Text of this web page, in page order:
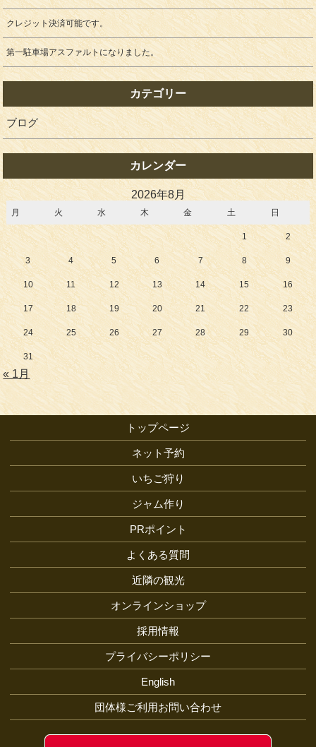
クレジット決済可能です。
第一駐車場アスファルトになりました。
カテゴリー
ブログ
カレンダー
2026年8月
月 火 水 木 金 土 日
1 2
3 4 5 6 7 8 9
10 11 12 13 14 15 16
17 18 19 20 21 22 23
24 25 26 27 28 29 30
31
« 1月
トップページ
ネット予約
いちご狩り
ジャム作り
PRポイント
よくある質問
近隣の観光
オンラインショップ
採用情報
プライバシーポリシー
English
団体様ご利用お問い合わせ